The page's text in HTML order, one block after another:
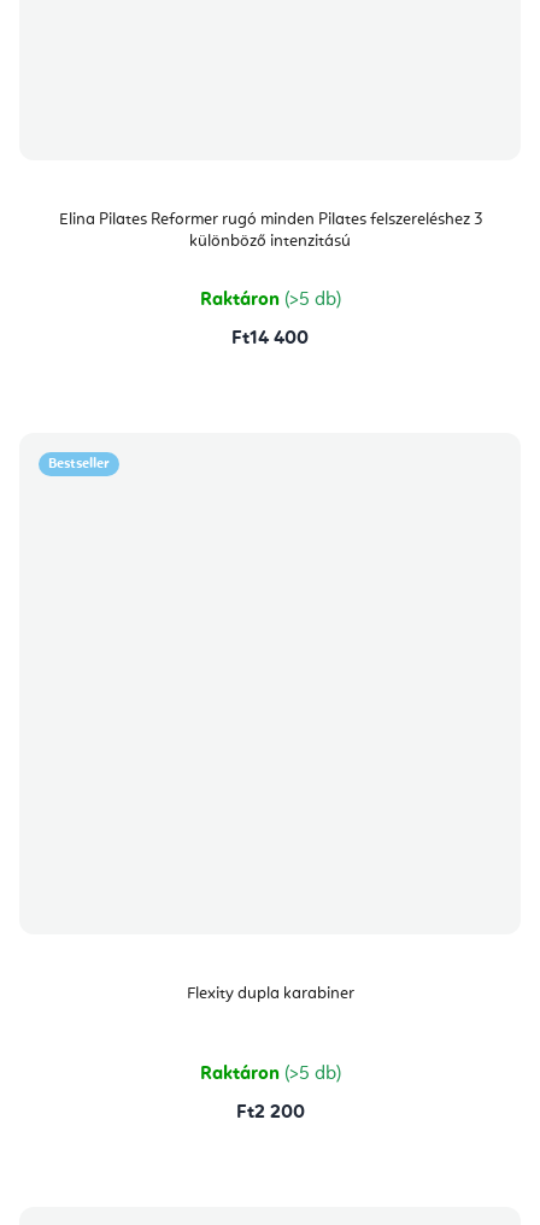
Elina Pilates Reformer rugó minden Pilates felszereléshez 3
különböző intenzitású
Raktáron (>5 db)
Ft14 400
Bestseller
Flexity dupla karabiner
Raktáron (>5 db)
Ft2 200